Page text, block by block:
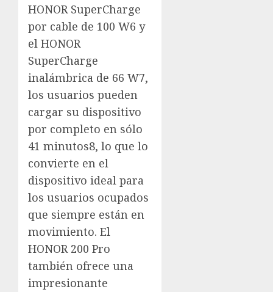
HONOR SuperCharge
por cable de 100 W6 y
el HONOR
SuperCharge
inalámbrica de 66 W7,
los usuarios pueden
cargar su dispositivo
por completo en sólo
41 minutos8, lo que lo
convierte en el
dispositivo ideal para
los usuarios ocupados
que siempre están en
movimiento. El
HONOR 200 Pro
también ofrece una
impresionante